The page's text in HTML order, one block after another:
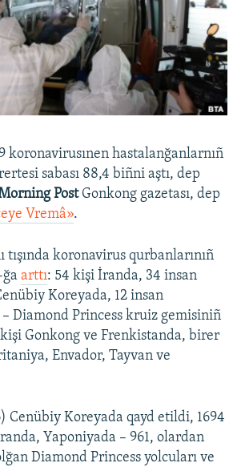
koronavirusınen hastalanğanlarnıñ
sabası 88,4 biñni aştı, dep
Post Gonkong gazetası, dep
Vremâ».
tışında koronavirus qurbanlarınıñ
ğa arttı: 54 kişi İranda, 34 insan
Koreyada, 12 insan
– Diamond Princess kruiz gemisiniñ
kişi Gonkong ve Frenkistanda, birer
Envador, Tayvan ve
Cenübiy Koreyada qayd etildi, 1694
Yaponiyada – 961, olardan
Diamond Princess yolcuları ve